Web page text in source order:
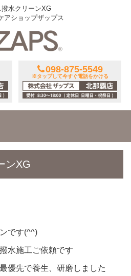
撥水クリーンXG
アショップザップス
098-875-5549
※タップして今すぐ電話をかける
ンXG
です(^^)
水施工ご依頼です
優先で養生、研磨しました